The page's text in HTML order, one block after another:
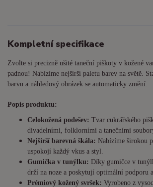
Kompletní specifikace
Zvolte si precizně ušité taneční piškoty v kožené
padnou! Nabízíme nejširší paletu barev na světě.
barvu a náhledový obrázek se automaticky změní.
Popis produktu:
Celokožená podešev: Tvar cukrářského
divadelními, folklorními a tanečními
Nejširší barevná škála: Nabízíme širokou
uspokojí každý vkus a styl.
Gumička v tunýlku: Díky gumičce v
drží na noze a poskytují optimální podporu
Prémiový kožený svršek: Vyrobeno z